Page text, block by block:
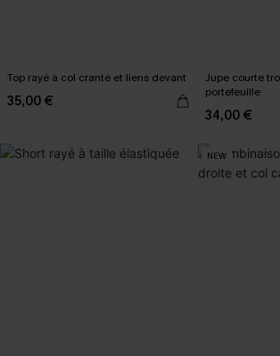
Top rayé à col cranté et liens devant
35,00 €
Jupe courte
portefeuille
34,00 €
NEW